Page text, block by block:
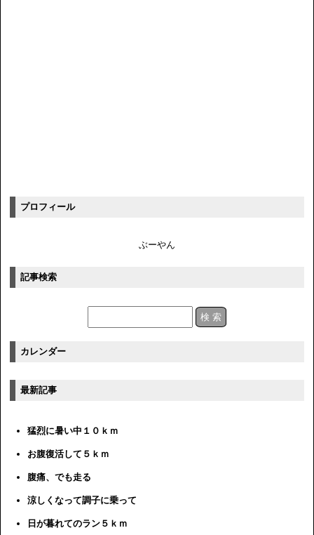
プロフィール
ぶーやん
記事検索
カレンダー
最新記事
猛烈に暑い中１０ｋｍ
お腹復活して５ｋｍ
腹痛、でも走る
涼しくなって調子に乗って
日が暮れてのラン５ｋｍ